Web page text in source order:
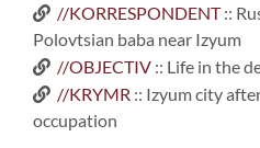
//KORRESPONDENT::
Polovtsian baba near Izyum
//OBJECTIV :: Life in the
//KRYMR :: Izyum city
occupation